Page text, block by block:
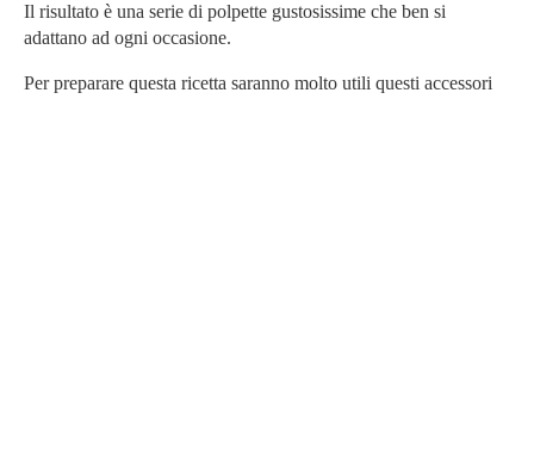
Il risultato è una serie di polpette gustosissime che ben si
adattano ad ogni occasione.
Per preparare questa ricetta saranno molto utili questi accessori